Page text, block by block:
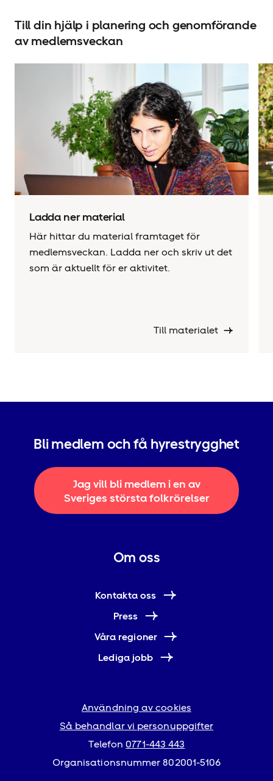
Till din hjälp i planering och genomförande
av medlemsveckan
Ladda ner material
Här hittar du material framtaget för
medlemsveckan. Ladda ner och skriv ut det
som är aktuellt för er aktivitet.
Till materialet
Bli medlem och få hyrestrygghet
Jag vill bli medlem i en av
Sveriges största folkrörelser
Om oss
Kontakta oss
Press
Våra regioner
Lediga jobb
Användning av cookies
Så behandlar vi personuppgifter
Telefon0771-443 443
Organisationsnummer 802001-5106